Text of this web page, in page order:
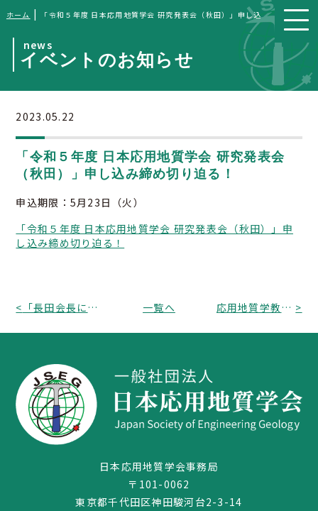
ホーム | 「令和５年度 日本応用地質学会 研究発表会（秋田）」申し込み締め切り迫
news
イベントのお知らせ
2023.05.22
「令和５年度 日本応用地質学会 研究発表会
（秋田）」申し込み締め切り迫る！
申込期限：5月23日（火）
「令和５年度 日本応用地質学会 研究発表会（秋田）」申
し込み締め切り迫る！
< 「長田会長による技術士会応用理学部会6月度講演」のご案内 一覧へ 応用地質学教育普及委員会から「第9回応用地質技術入門講座」開催のお知らせ >
日本応用地質学会事務局
〒101-0062
東京都千代田区神田駿河台2-3-14